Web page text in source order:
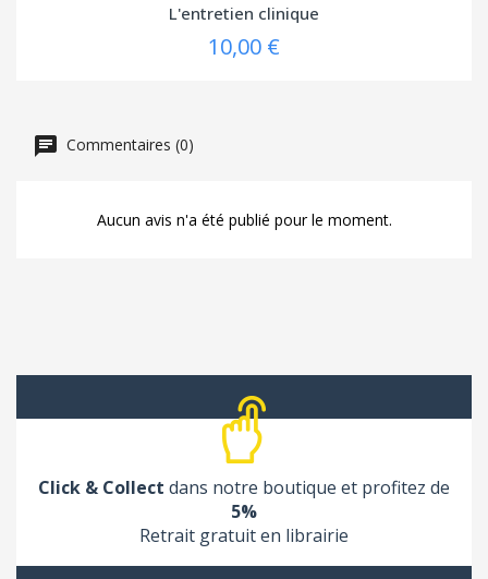
L'entretien clinique
10,00 €
Commentaires (0)
Aucun avis n'a été publié pour le moment.
Click & Collect dans notre boutique et profitez de
5%
Retrait gratuit en librairie